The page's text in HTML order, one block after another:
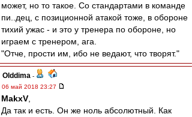
может, но то такое. Со стандартами в команде
пи..дец, с позиционной атакой тоже, в обороне
тихий ужас - и это у тренера по обороне, но
играем с тренером, ага.
"Отче, прости им, ибо не ведают, что творят."
Olddima -
06 май 2018 23:27
MakxV
Да так и есть. Он же ноль абсолютный. Как